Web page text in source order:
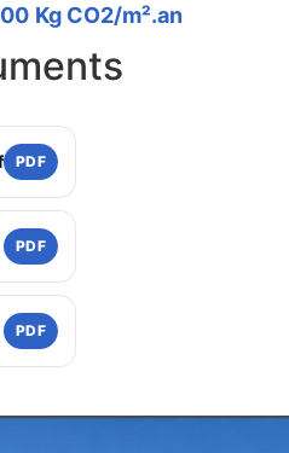
Kg CO2/m².an
PDF
PDF
PDF